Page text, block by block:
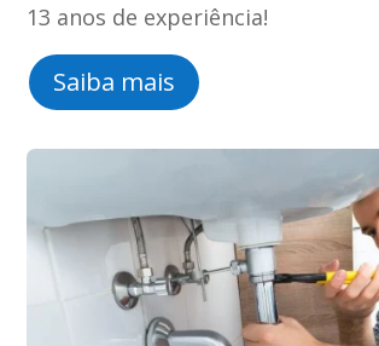
13 anos de experiência!
Saiba mais